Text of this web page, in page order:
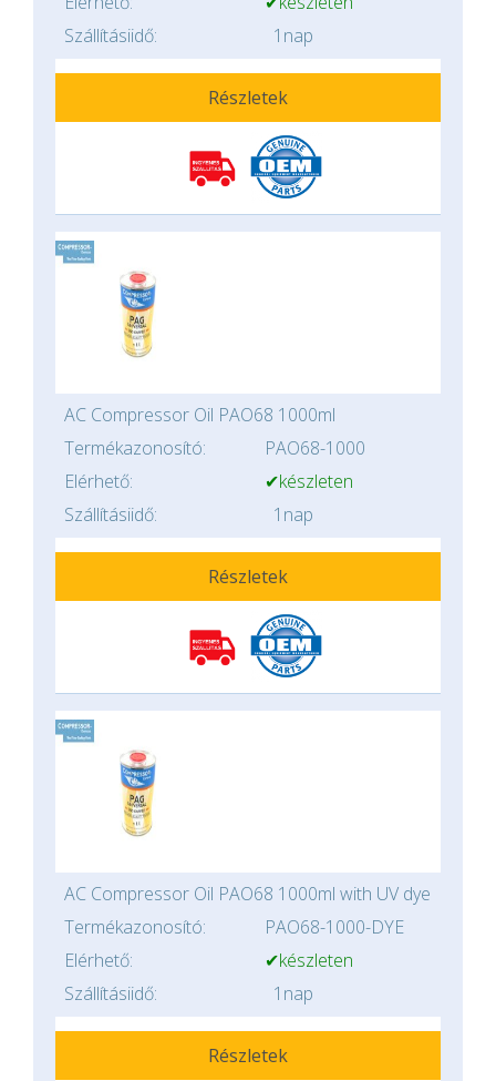
Szállításiidő:
1nap
Részletek
AC Compressor Oil PAO68 1000ml
Termékazonosító:
PAO68-1000
Elérhető:
✔készleten
Szállításiidő:
1nap
Részletek
AC Compressor Oil PAO68 1000ml with UV dye
Termékazonosító:
PAO68-1000-DYE
Elérhető:
✔készleten
Szállításiidő:
1nap
Részletek